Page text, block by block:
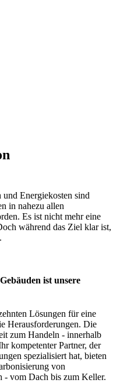
Energiekosten sind
in nahezu allen
Es ist nicht mehr eine
während das Ziel klar ist,
ist unsere
Lösungen für eine
Herausforderungen. Die
zum Handeln - innerhalb
kompetenter Partner, der
spezialisiert hat, bieten
von
- vom Dach bis zum Keller.